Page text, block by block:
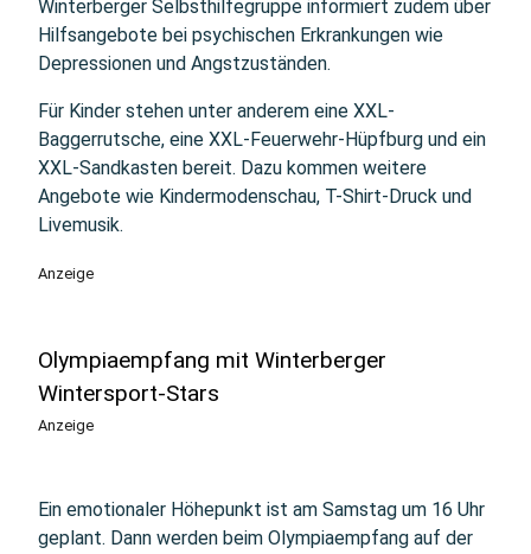
Winterberger Selbsthilfegruppe informiert zudem über
Hilfsangebote bei psychischen Erkrankungen wie
Depressionen und Angstzuständen.
Für Kinder stehen unter anderem eine XXL-
Baggerrutsche, eine XXL-Feuerwehr-Hüpfburg und ein
XXL-Sandkasten bereit. Dazu kommen weitere
Angebote wie Kindermodenschau, T-Shirt-Druck und
Livemusik.
Anzeige
Olympiaempfang mit Winterberger
Wintersport-Stars
Anzeige
Ein emotionaler Höhepunkt ist am Samstag um 16 Uhr
geplant. Dann werden beim Olympiaempfang auf der